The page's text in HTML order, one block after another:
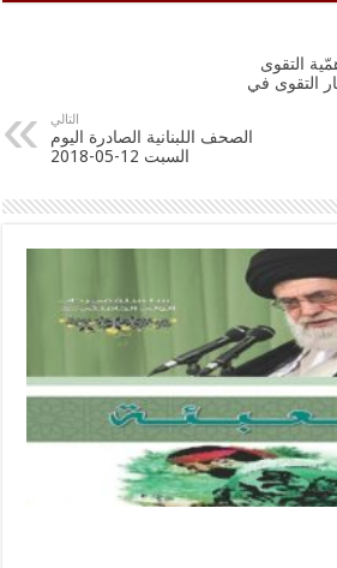
التقوى
التقوى في
التالي
الصحف اللبنانية الصادرة اليوم
السبت 12-05-2018